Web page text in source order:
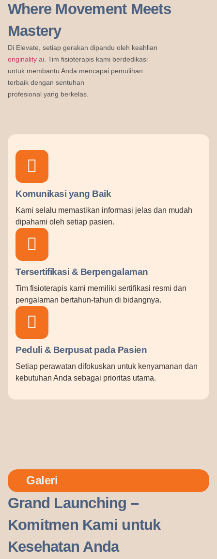
Where Movement Meets
Mastery
Di Elevate, setiap gerakan dipandu oleh keahlian
originality ai . Tim fisioterapis kami berdedikasi
untuk membantu Anda mencapai pemulihan
terbaik dengan sentuhan
profesional yang berkelas.
Komunikasi yang Baik
Kami selalu memastikan informasi jelas dan mudah
dipahami oleh setiap pasien.
Tersertifikasi & Berpengalaman
Tim fisioterapis kami memiliki sertifikasi resmi dan
pengalaman bertahun-tahun di bidangnya.
Peduli & Berpusat pada Pasien
Setiap perawatan difokuskan untuk kenyamanan dan
kebutuhan Anda sebagai prioritas utama.
Galeri
Grand Launching –
Komitmen Kami untuk
Kesehatan Anda